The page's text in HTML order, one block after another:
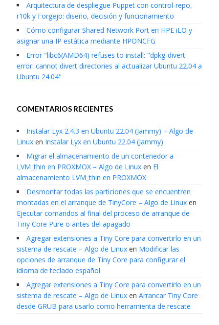
Arquitectura de despliegue Puppet con control-repo,
r10k y Forgejo: diseño, decisión y funcionamiento
Cómo configurar Shared Network Port en HPE iLO y
asignar una IP estática mediante HPONCFG
Error "libc6(AMD64) refuses to install: "dpkg-divert:
error: cannot divert directories al actualizar Ubuntu 22.04 a
Ubuntu 24.04"
COMENTARIOS RECIENTES
Instalar Lyx 2.4.3 en Ubuntu 22.04 (Jammy) – Algo de
Linuxen Instalar Lyx en Ubuntu 22.04 (Jammy)
Migrar el almacenamiento de un contenedor a
LVM_thin en PROXMOX – Algo de Linuxen El
almacenamiento LVM_thin en PROXMOX
Desmontar todas las particiones que se encuentren
montadas en el arranque de TinyCore – Algo de Linuxen
Ejecutar comandos al final del proceso de arranque de
Tiny Core Pure o antes del apagado
Agregar extensiones a Tiny Core para convertirlo en un
sistema de rescate – Algo de Linuxen Modificar las
opciones de arranque de Tiny Core para configurar el
idioma de teclado español
Agregar extensiones a Tiny Core para convertirlo en un
sistema de rescate – Algo de Linuxen Arrancar Tiny Core
desde GRUB para usarlo como herramienta de rescate